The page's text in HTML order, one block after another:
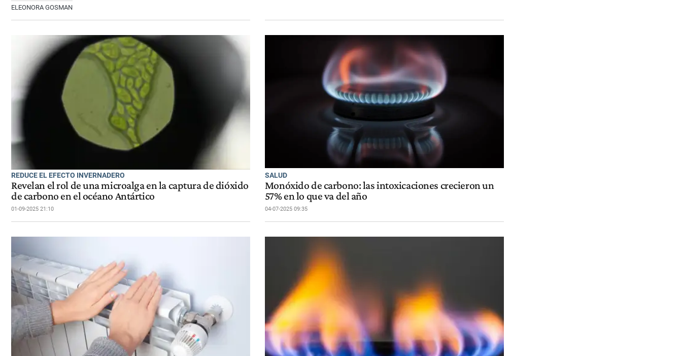
ELEONORA GOSMAN
REDUCE EL EFECTO INVERNADERO
Revelan el rol de una microalga en la captura de dióxido
de carbono en el océano Antártico
01-09-2025 21:10
SALUD
Monóxido de carbono: las intoxicaciones crecieron un
57% en lo que va del año
04-07-2025 09:35